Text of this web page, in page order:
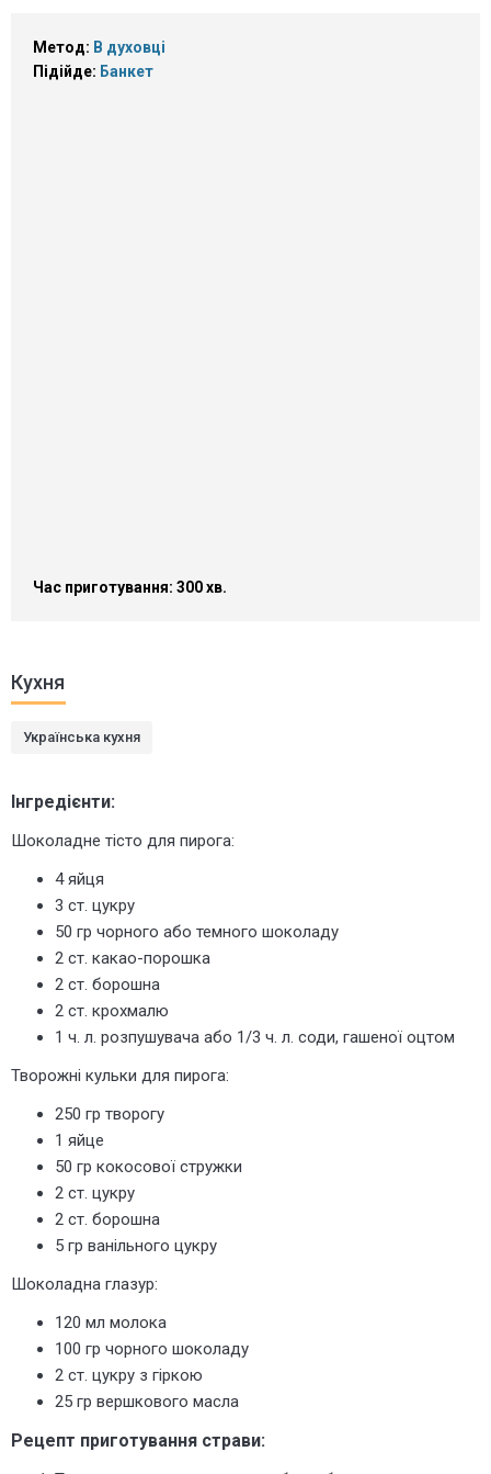
Метод: В духовці
Підійде: Банкет
Час приготування: 300 хв.
Кухня
Українська кухня
Інгредієнти:
Шоколадне тісто для пирога:
4 яйця
3 ст. цукру
50 гр чорного або темного шоколаду
2 ст. какао-порошка
2 ст. борошна
2 ст. крохмалю
1 ч. л. розпушувача або 1/3 ч. л. соди, гашеної оцтом
Творожні кульки для пирога:
250 гр творогу
1 яйце
50 гр кокосової стружки
2 ст. цукру
2 ст. борошна
5 гр ванільного цукру
Шоколадна глазур:
120 мл молока
100 гр чорного шоколаду
2 ст. цукру з гіркою
25 гр вершкового масла
Рецепт приготування страви: